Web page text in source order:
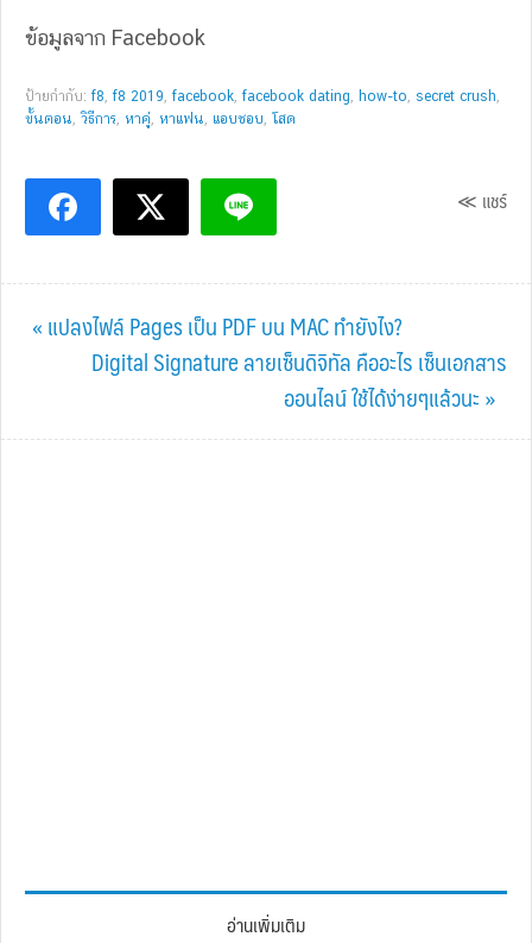
ข้อมูลจาก Facebook
ป้ายกำกับ:f8,f8 2019,facebook,facebook dating, how-to, secret crush,
ขั้นตอน,วิธีการ, หาคู่, หาแฟน, แอบชอบ, โสด
≪ แชร์
Previous
« แปลงไฟล์ Pages เป็น PDF บน MAC ทำยังไง?
Next
Digital Signature ลายเซ็นดิจิทัล คืออะไร เซ็นเอกสาร
ออนไลน์ ใช้ได้ง่ายๆแล้วนะ »
อ่านเพิ่มเติม